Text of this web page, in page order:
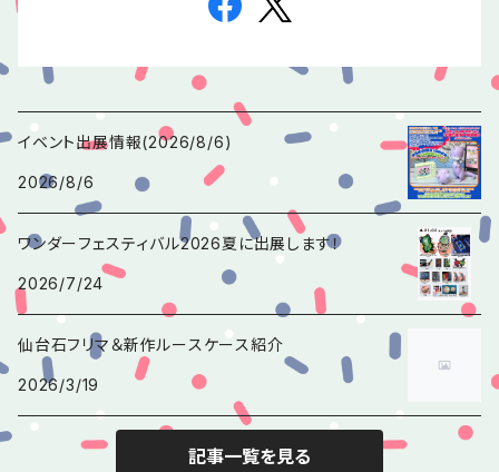
イベント出展情報(2026/8/6)
2026/8/6
ワンダーフェスティバル2026夏に出展します！
2026/7/24
仙台石フリマ＆新作ルースケース紹介
2026/3/19
記事一覧を見る